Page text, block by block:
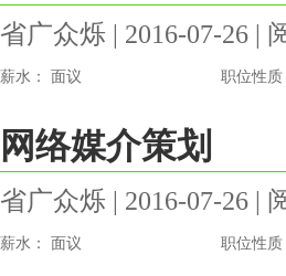
省广众烁 | 2016-07-26 |
薪水： 面议 职位性
网络媒介策划
省广众烁 | 2016-07-26 |
薪水： 面议 职位性